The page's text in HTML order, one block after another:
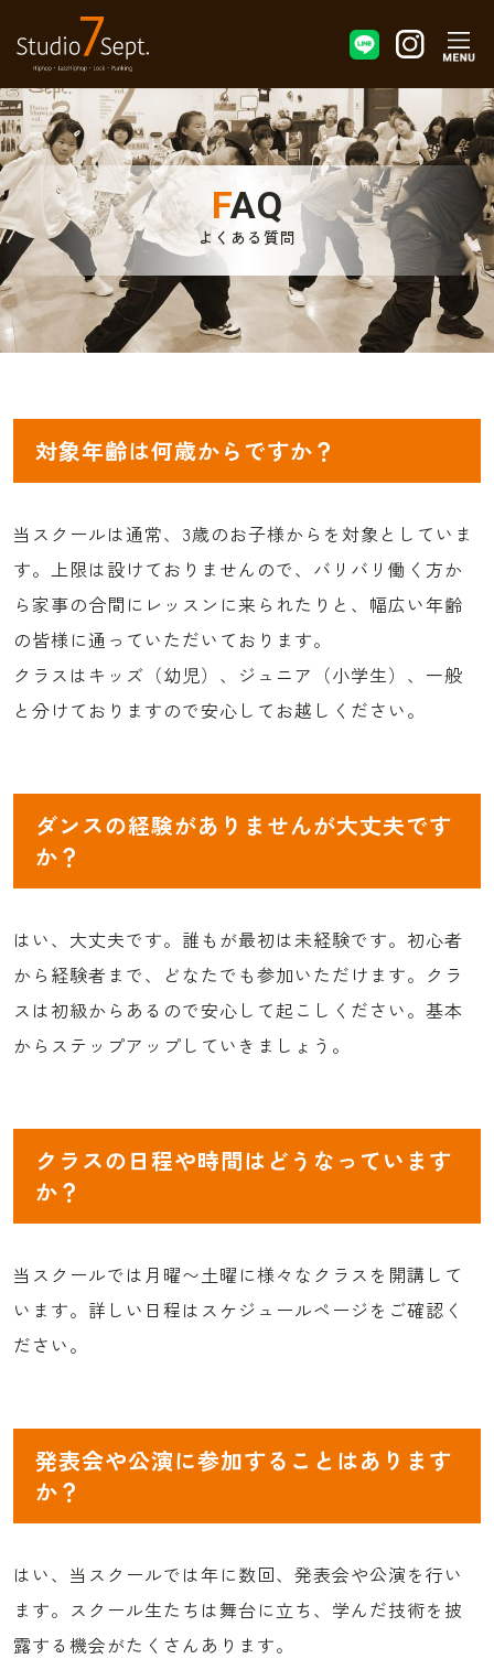
FAQ
よくある質問
対象年齢は何歳からですか？
当スクールは通常、3歳のお子様からを対象としていま
す。上限は設けておりませんので、バリバリ働く方か
ら家事の合間にレッスンに来られたりと、幅広い年齢
の皆様に通っていただいております。
クラスはキッズ（幼児）、ジュニア（小学生）、一般
と分けておりますので安心してお越しください。
ダンスの経験がありませんが大丈夫です
か？
はい、大丈夫です。誰もが最初は未経験です。初心者
から経験者まで、どなたでも参加いただけます。クラ
スは初級からあるので安心して起こしください。基本
からステップアップしていきましょう。
クラスの日程や時間はどうなっています
か？
当スクールでは月曜〜土曜に様々なクラスを開講して
います。詳しい日程はスケジュールページをご確認く
ださい。
発表会や公演に参加することはあります
か？
はい、当スクールでは年に数回、発表会や公演を行い
ます。スクール生たちは舞台に立ち、学んだ技術を披
露する機会がたくさんあります。